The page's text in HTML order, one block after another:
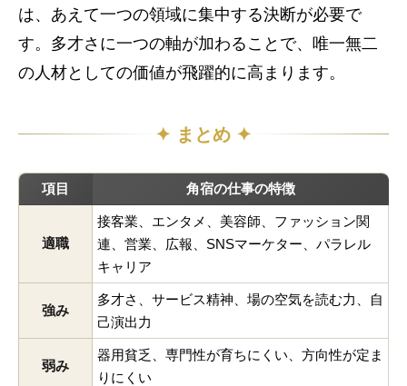
は、あえて一つの領域に集中する決断が必要で
す。多才さに一つの軸が加わることで、唯一無二
の人材としての価値が飛躍的に高まります。
✦ まとめ ✦
項目 角宿の仕事の特徴
適職
接客業、エンタメ、美容師、ファッション関
連、営業、広報、SNSマーケター、パラレル
キャリア
強み
多才さ、サービス精神、場の空気を読む力、自
己演出力
弱み
器用貧乏、専門性が育ちにくい、方向性が定ま
りにくい